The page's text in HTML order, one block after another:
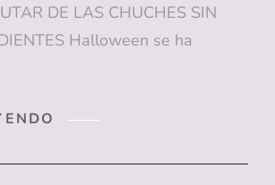
DE LAS CHUCHES SIN
Halloween se ha
DULCES